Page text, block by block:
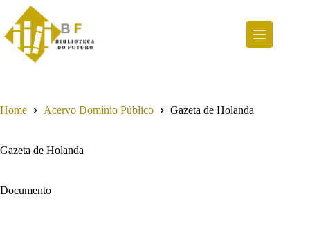
para
conteúdo
Home Acervo Domínio Público Gazeta de Holanda
Gazeta de Holanda
Documento